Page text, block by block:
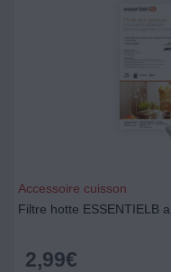
Accessoire cuisson
Filtre hotte ESSENTIELB
2,99€